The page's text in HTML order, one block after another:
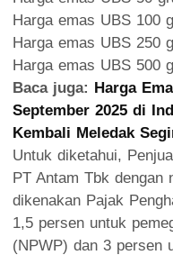
Harga emas UBS 100
Harga emas UBS 250
‎Harga emas UBS 500
Baca juga: Harga
September 2025 di
Kembali Meledak
Untuk diketahui,
PT Antam Tbk dengan
dikenakan Pajak
1,5 persen untuk
(NPWP) dan 3 persen